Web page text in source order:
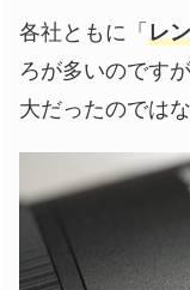
各社ともに「 レ
ろが多いのです
大だったのでは